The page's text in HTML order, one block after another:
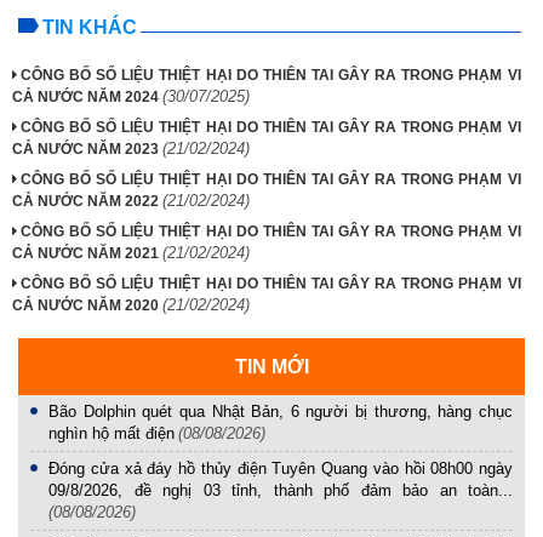
TIN KHÁC
CÔNG BỐ SỐ LIỆU THIỆT HẠI DO THIÊN TAI GÂY RA TRONG PHẠM VI
CẢ NƯỚC NĂM 2024 (30/07/2025)
CÔNG BỐ SỐ LIỆU THIỆT HẠI DO THIÊN TAI GÂY RA TRONG PHẠM VI
CẢ NƯỚC NĂM 2023 (21/02/2024)
CÔNG BỐ SỐ LIỆU THIỆT HẠI DO THIÊN TAI GÂY RA TRONG PHẠM VI
CẢ NƯỚC NĂM 2022 (21/02/2024)
CÔNG BỐ SỐ LIỆU THIỆT HẠI DO THIÊN TAI GÂY RA TRONG PHẠM VI
CẢ NƯỚC NĂM 2021 (21/02/2024)
CÔNG BỐ SỐ LIỆU THIỆT HẠI DO THIÊN TAI GÂY RA TRONG PHẠM VI
CẢ NƯỚC NĂM 2020 (21/02/2024)
TIN MỚI
Bão Dolphin quét qua Nhật Bản, 6 người bị thương, hàng chục
nghìn hộ mất điện (08/08/2026)
Đóng cửa xả đáy hồ thủy điện Tuyên Quang vào hồi 08h00 ngày
09/8/2026, đề nghị 03 tỉnh, thành phố đảm bảo an toàn...
(08/08/2026)